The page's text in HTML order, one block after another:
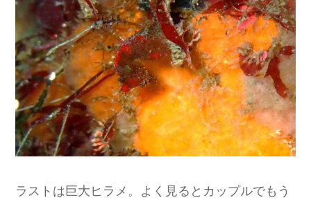
ラストは巨大ヒラメ。よく見るとカップルでもう